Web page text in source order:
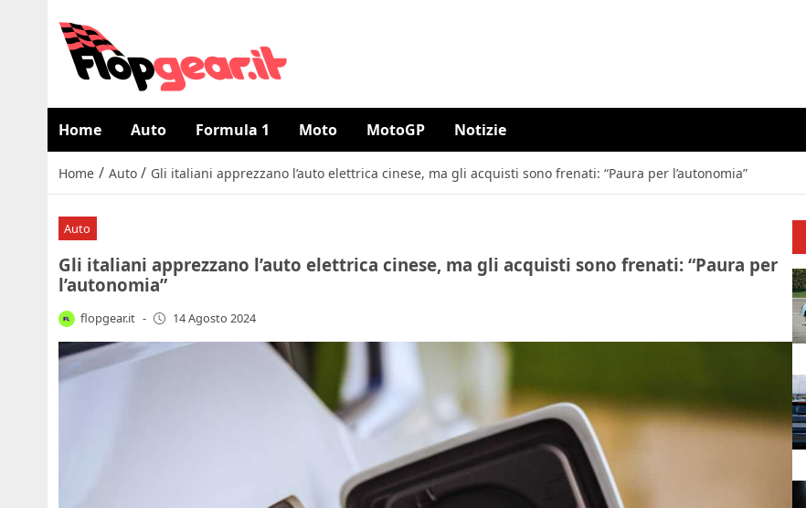
Home Auto Formula 1 Moto MotoGP Notizie
Home / Auto / Gli italiani apprezzano l’auto elettrica cinese, ma gli acquisti sono frenati: “Paura per l’autonomia”
Auto
Gli italiani apprezzano l’auto elettrica cinese, ma gli acquisti sono frenati: “Paura per
l’autonomia”
flopgear.it - 14 Agosto 2024